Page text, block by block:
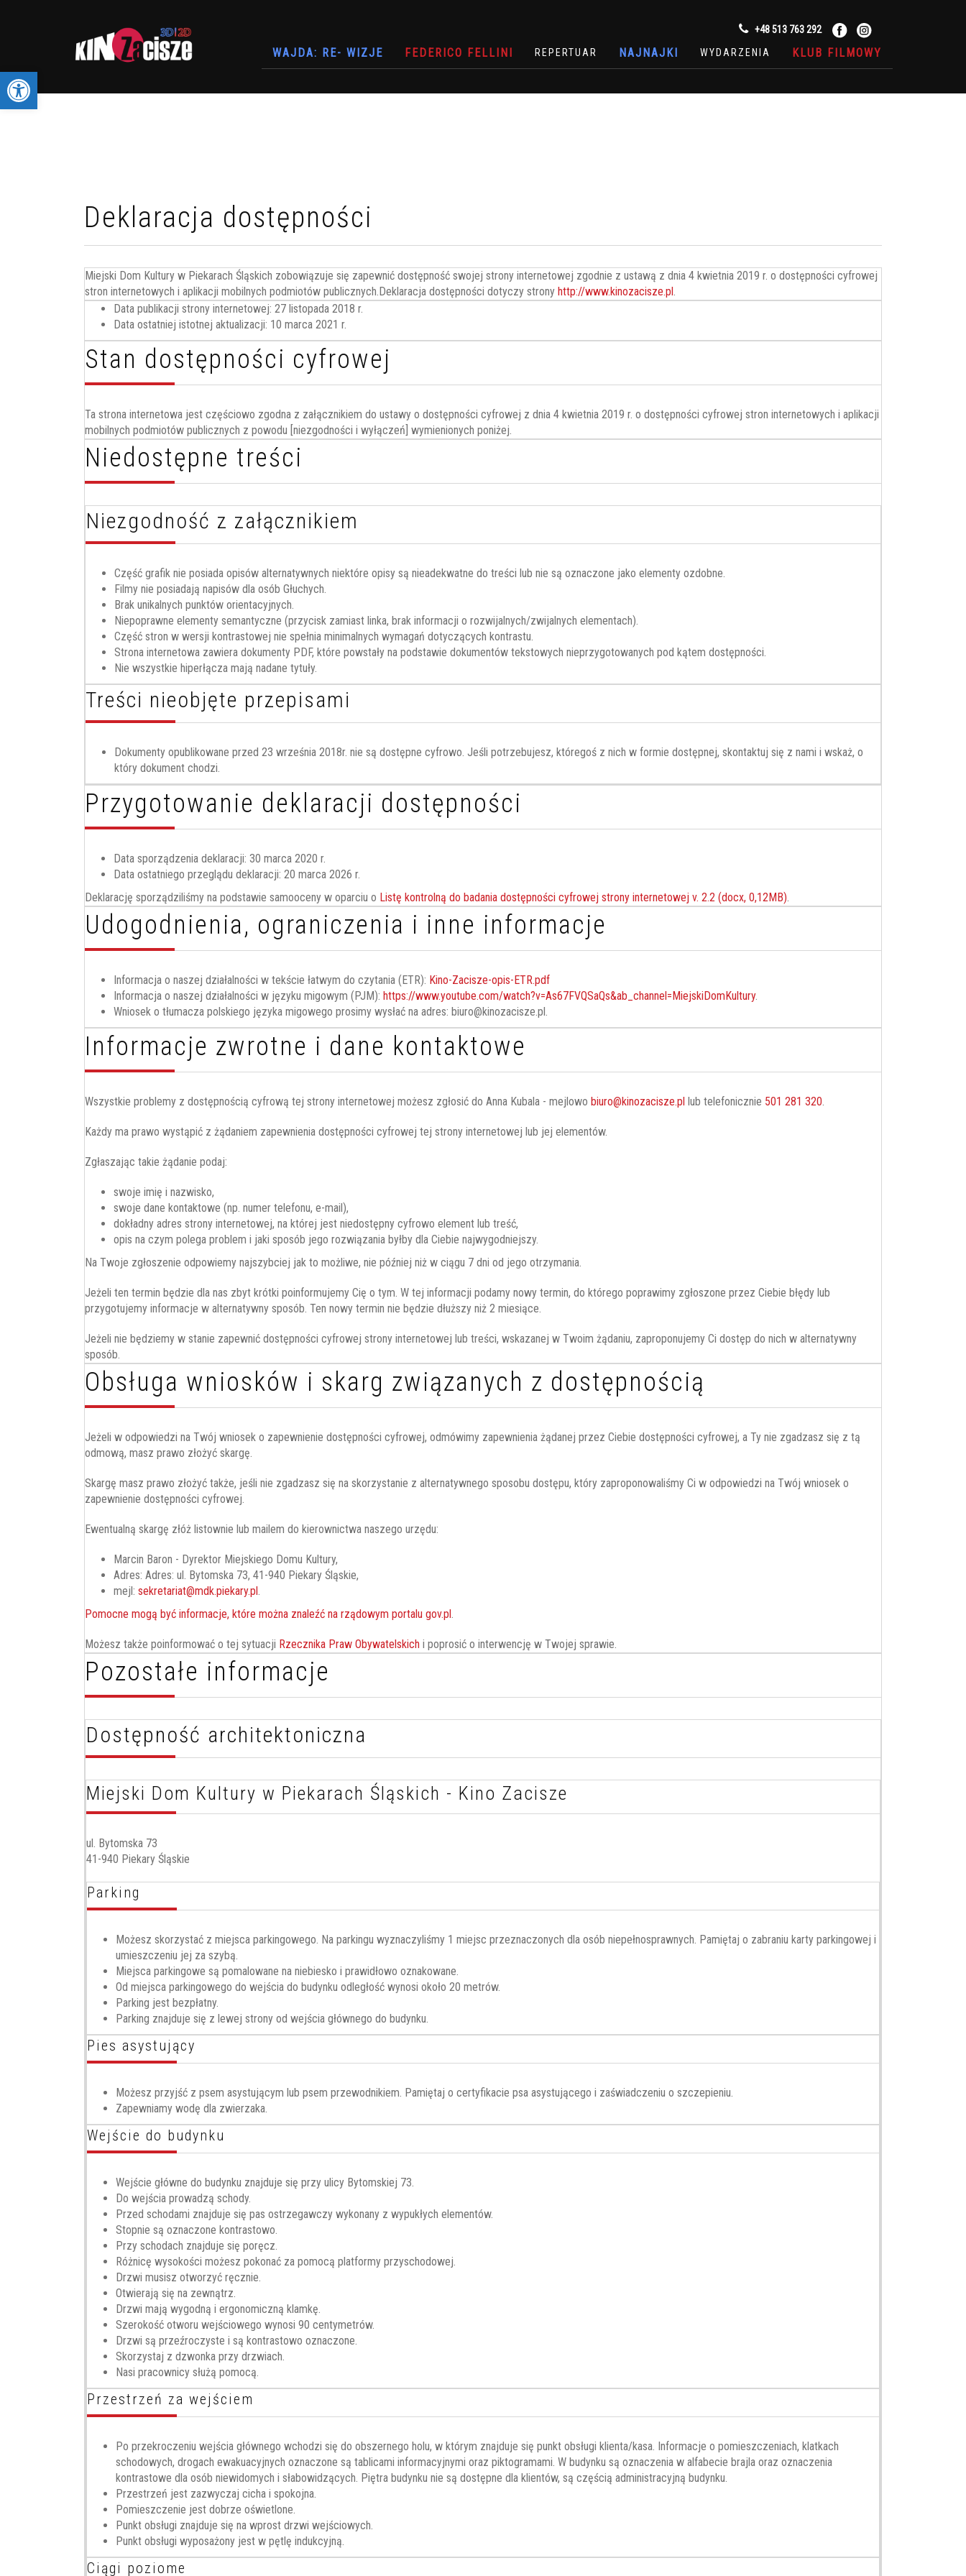
Otwórz pasek narzędzi
+48 513 763 292
WAJDA: RE- WIZJE FEDERICO FELLINI REPERTUAR NAJNAJKI WYDARZENIA KLUB FILMOWY
Deklaracja dostępności
Miejski Dom Kultury w Piekarach Śląskich zobowiązuje się zapewnić dostępność swojej strony internetowej zgodnie z ustawą z dnia 4 kwietnia 2019 r. o dostępności cyfrowej
stron internetowych i aplikacji mobilnych podmiotów publicznych.Deklaracja dostępności dotyczy strony http://www.kinozacisze.pl .
Data publikacji strony internetowej: 27 listopada 2018 r.
Data ostatniej istotnej aktualizacji: 10 marca 2021 r.
Stan dostępności cyfrowej
Ta strona internetowa jest częściowo zgodna z załącznikiem do ustawy o dostępności cyfrowej z dnia 4 kwietnia 2019 r. o dostępności cyfrowej stron internetowych i aplikacji
mobilnych podmiotów publicznych z powodu [niezgodności i wyłączeń] wymienionych poniżej.
Niedostępne treści
Niezgodność z załącznikiem
Część grafik nie posiada opisów alternatywnych niektóre opisy są nieadekwatne do treści lub nie są oznaczone jako elementy ozdobne.
Filmy nie posiadają napisów dla osób Głuchych.
Brak unikalnych punktów orientacyjnych.
Niepoprawne elementy semantyczne (przycisk zamiast linka, brak informacji o rozwijalnych/zwijalnych elementach).
Część stron w wersji kontrastowej nie spełnia minimalnych wymagań dotyczących kontrastu.
Strona internetowa zawiera dokumenty PDF, które powstały na podstawie dokumentów tekstowych nieprzygotowanych pod kątem dostępności.
Nie wszystkie hiperłącza mają nadane tytuły.
Treści nieobjęte przepisami
Dokumenty opublikowane przed 23 września 2018r. nie są dostępne cyfrowo. Jeśli potrzebujesz, któregoś z nich w formie dostępnej, skontaktuj się z nami i wskaż, o
który dokument chodzi.
Przygotowanie deklaracji dostępności
Data sporządzenia deklaracji: 30 marca 2020 r.
Data ostatniego przeglądu deklaracji: 20 marca 2026 r.
Deklarację sporządziliśmy na podstawie samooceny w oparciu o Listę kontrolną do badania dostępności cyfrowej strony internetowej v. 2.2 (docx, 0,12MB).
Udogodnienia, ograniczenia i inne informacje
Informacja o naszej działalności w tekście łatwym do czytania (ETR): Kino-Zacisze-opis-ETR.pdf
Informacja o naszej działalności w języku migowym (PJM): https://www.youtube.com/watch?v=As67FVQSaQs&ab_channel=MiejskiDomKultury.
Wniosek o tłumacza polskiego języka migowego prosimy wysłać na adres: biuro@kinozacisze.pl .
Informacje zwrotne i dane kontaktowe
Wszystkie problemy z dostępnością cyfrową tej strony internetowej możesz zgłosić do Anna Kubala - mejlowo biuro@kinozacisze.pl lub telefonicznie 501 281 320.
Każdy ma prawo wystąpić z żądaniem zapewnienia dostępności cyfrowej tej strony internetowej lub jej elementów.
Zgłaszając takie żądanie podaj:
swoje imię i nazwisko,
swoje dane kontaktowe (np. numer telefonu, e-mail),
dokładny adres strony internetowej, na której jest niedostępny cyfrowo element lub treść,
opis na czym polega problem i jaki sposób jego rozwiązania byłby dla Ciebie najwygodniejszy.
Na Twoje zgłoszenie odpowiemy najszybciej jak to możliwe, nie później niż w ciągu 7 dni od jego otrzymania.
Jeżeli ten termin będzie dla nas zbyt krótki poinformujemy Cię o tym. W tej informacji podamy nowy termin, do którego poprawimy zgłoszone przez Ciebie błędy lub
przygotujemy informacje w alternatywny sposób. Ten nowy termin nie będzie dłuższy niż 2 miesiące.
Jeżeli nie będziemy w stanie zapewnić dostępności cyfrowej strony internetowej lub treści, wskazanej w Twoim żądaniu, zaproponujemy Ci dostęp do nich w alternatywny
sposób.
Obsługa wniosków i skarg związanych z dostępnością
Jeżeli w odpowiedzi na Twój wniosek o zapewnienie dostępności cyfrowej, odmówimy zapewnienia żądanej przez Ciebie dostępności cyfrowej, a Ty nie zgadzasz się z tą
odmową, masz prawo złożyć skargę.
Skargę masz prawo złożyć także, jeśli nie zgadzasz się na skorzystanie z alternatywnego sposobu dostępu, który zaproponowaliśmy Ci w odpowiedzi na Twój wniosek o
zapewnienie dostępności cyfrowej.
Ewentualną skargę złóż listownie lub mailem do kierownictwa naszego urzędu:
Marcin Baron - Dyrektor Miejskiego Domu Kultury,
Adres: Adres: ul. Bytomska 73, 41-940 Piekary Śląskie,
mejl: sekretariat@mdk.piekary.pl .
Pomocne mogą być informacje, które można znaleźć na rządowym portalu gov.pl .
Możesz także poinformować o tej sytuacji Rzecznika Praw Obywatelskich i poprosić o interwencję w Twojej sprawie.
Pozostałe informacje
Dostępność architektoniczna
Miejski Dom Kultury w Piekarach Śląskich - Kino Zacisze
ul. Bytomska 73
41-940 Piekary Śląskie
Parking
Możesz skorzystać z miejsca parkingowego. Na parkingu wyznaczyliśmy 1 miejsc przeznaczonych dla osób niepełnosprawnych. Pamiętaj o zabraniu karty parkingowej i
umieszczeniu jej za szybą.
Miejsca parkingowe są pomalowane na niebiesko i prawidłowo oznakowane.
Od miejsca parkingowego do wejścia do budynku odległość wynosi około 20 metrów.
Parking jest bezpłatny.
Parking znajduje się z lewej strony od wejścia głównego do budynku.
Pies asystujący
Możesz przyjść z psem asystującym lub psem przewodnikiem. Pamiętaj o certyfikacie psa asystującego i zaświadczeniu o szczepieniu.
Zapewniamy wodę dla zwierzaka.
Wejście do budynku
Wejście główne do budynku znajduje się przy ulicy Bytomskiej 73.
Do wejścia prowadzą schody.
Przed schodami znajduje się pas ostrzegawczy wykonany z wypukłych elementów.
Stopnie są oznaczone kontrastowo.
Przy schodach znajduje się poręcz.
Różnicę wysokości możesz pokonać za pomocą platformy przyschodowej.
Drzwi musisz otworzyć ręcznie.
Otwierają się na zewnątrz.
Drzwi mają wygodną i ergonomiczną klamkę.
Szerokość otworu wejściowego wynosi 90 centymetrów.
Drzwi są przeźroczyste i są kontrastowo oznaczone.
Skorzystaj z dzwonka przy drzwiach.
Nasi pracownicy służą pomocą.
Przestrzeń za wejściem
Po przekroczeniu wejścia głównego wchodzi się do obszernego holu, w którym znajduje się punkt obsługi klienta/kasa. Informacje o pomieszczeniach, klatkach
schodowych, drogach ewakuacyjnych oznaczone są tablicami informacyjnymi oraz piktogramami. W budynku są oznaczenia w alfabecie brajla oraz oznaczenia
kontrastowe dla osób niewidomych i słabowidzących. Piętra budynku nie są dostępne dla klientów, są częścią administracyjną budynku.
Przestrzeń jest zazwyczaj cicha i spokojna.
Pomieszczenie jest dobrze oświetlone.
Punkt obsługi znajduje się na wprost drzwi wejściowych.
Punkt obsługi wyposażony jest w pętlę indukcyjną.
Ciągi poziome